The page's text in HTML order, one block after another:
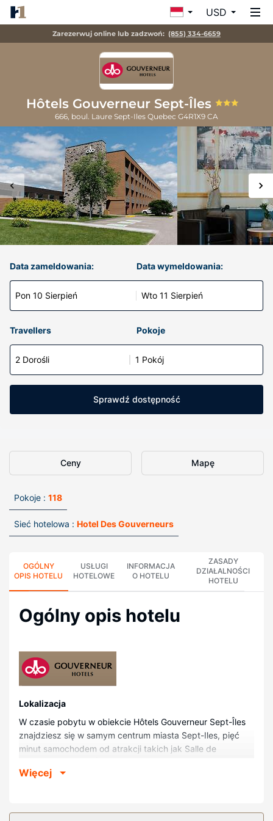
USD
Zarezerwuj online lub zadzwoń: (855) 334-6659
Hôtels Gouverneur Sept-Îles
666, boul. Laure Sept-Iles Quebec G4R1X9 CA
Data zameldowania:
Pon 10 Sierpień
Data wymeldowania:
Wto 11 Sierpień
Travellers Pokoje
2 Dorośli 1 Pokój
Sprawdź dostępność
Ceny Mapę
Pokoje : 118
Sieć hotelowa : Hotel Des Gouverneurs
OGÓLNY
OPIS HOTELU
USŁUGI
HOTELOWE
INFORMACJA
O HOTELU
ZASADY
DZIAŁALNOŚCI
HOTELU
Ogólny opis hotelu
Lokalizacja
W czasie pobytu w obiekcie Hôtels Gouverneur Sept-Îles
znajdziesz się w samym centrum miasta Sept-Iles, pięć
minut samochodem od atrakcji takich jak Salle de
3,1 km od atrakcji takiej jak Marina w Sept-Îles i 36,4 km
Więcej